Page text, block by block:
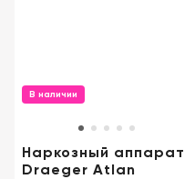
Карьера
В наличии
Наркозный аппарат
Draeger Atlan